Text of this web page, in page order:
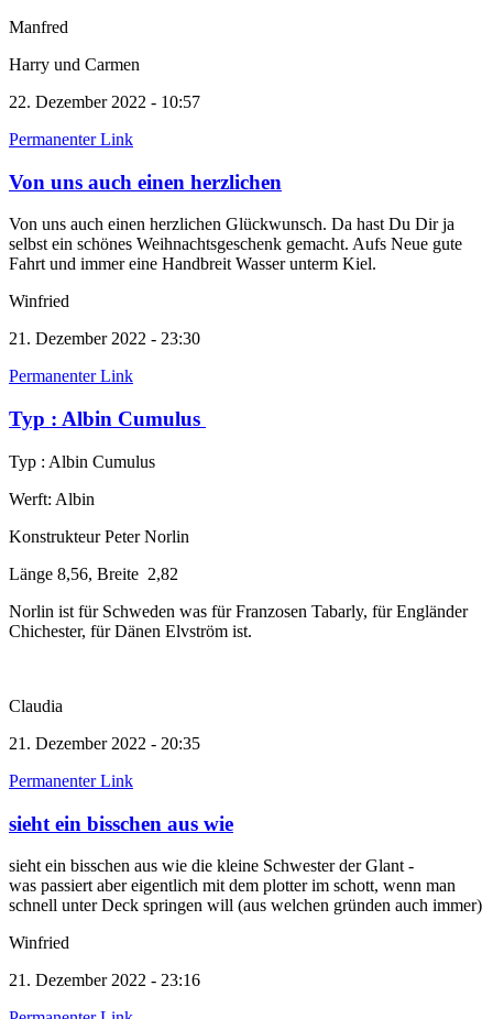
Manfred
Harry und Carmen
22. Dezember 2022 - 10:57
Permanenter Link
Von uns auch einen herzlichen
Von uns auch einen herzlichen Glückwunsch. Da hast Du Dir ja
selbst ein schönes Weihnachtsgeschenk gemacht. Aufs Neue gute
Fahrt und immer eine Handbreit Wasser unterm Kiel.
Winfried
21. Dezember 2022 - 23:30
Permanenter Link
Typ : Albin Cumulus
Typ : Albin Cumulus
Werft: Albin
Konstrukteur Peter Norlin
Länge 8,56, Breite 2,82
Norlin ist für Schweden was für Franzosen Tabarly, für Engländer
Chichester, für Dänen Elvström ist.
Claudia
21. Dezember 2022 - 20:35
Permanenter Link
sieht ein bisschen aus wie
sieht ein bisschen aus wie die kleine Schwester der Glant -
was passiert aber eigentlich mit dem plotter im schott, wenn man
schnell unter Deck springen will (aus welchen gründen auch immer)
Winfried
21. Dezember 2022 - 23:16